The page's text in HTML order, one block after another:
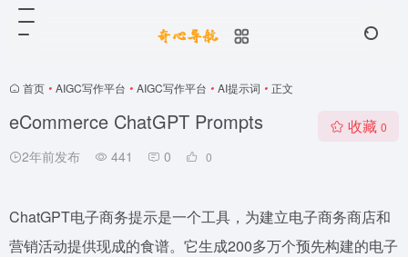
首页 • AIGC写作平台 • AIGC写作平台 • AI提示词 • 正文
eCommerce ChatGPT Prompts
2年前发布 441 0 0
收藏 0
ChatGPT电子商务提示是一个工具，为建立电子商务商店和
营销活动提供现成的食谱。它生成200多万个预先构建的电子